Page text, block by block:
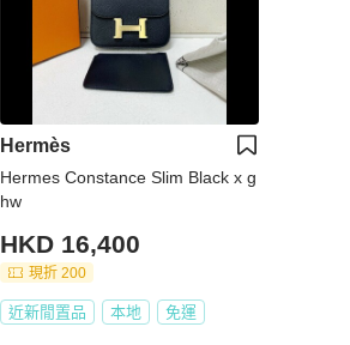
Hermès
Hermes Constance Slim Black x g
hw
HKD 16,400
現折 200
近新閒置品 本地 免運